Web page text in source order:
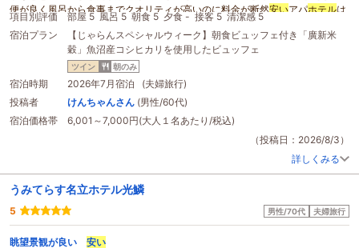
便が良く風呂から食事までクオリティが高いのに料金が断然安いアパホテルは
最高です。沢山浮いたお金で体験するテ―マを増やしたりお土産を沢山
買えてとても満足です。
項目別評価 部屋 5 風呂 5 朝食 5 夕食 - 接客 5 清潔感 5
宿泊プラン
【じゃらんスペシャルウィーク】朝食ビュッフェ付き「廣新米
穀」魚沼産コシヒカリを使用したビュッフェ
ツイン 朝のみ
宿泊時期
2026年7月宿泊 (夫婦旅行)
投稿者
けんちゃんさん (男性/60代)
宿泊価格帯
6,001～7,000円(大人１名あたり/税込)
（投稿日：2026/8/3）
詳しくみる
うみてらす名立ホテル光鱗
5 男性/70代 夫婦旅行
眺望景観が良い 安い